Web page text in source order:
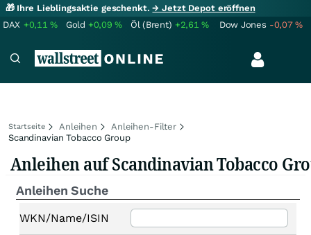
🎁 Ihre Lieblingsaktie geschenkt.→ Jetzt Depot eröffnen
DAX +0,11% Gold +0,09% Öl (Brent) +2,61% Dow Jones -0,07%
Startseite Anleihen
Anleihen-Filter
Scandinavian Tobacco Group
Anleihen auf Scandinavian Tobacco
Anleihen Suche
WKN/Name/ISIN